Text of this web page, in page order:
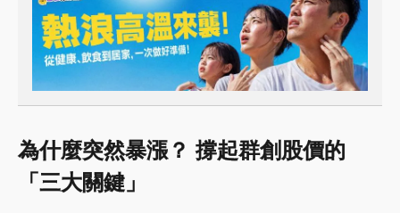
為什麼突然暴漲？ 撐起群創股價的
「三大關鍵」